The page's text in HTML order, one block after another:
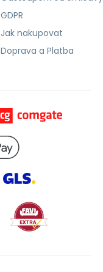
GDPR
Jak nakupovat
Doprava a Platba